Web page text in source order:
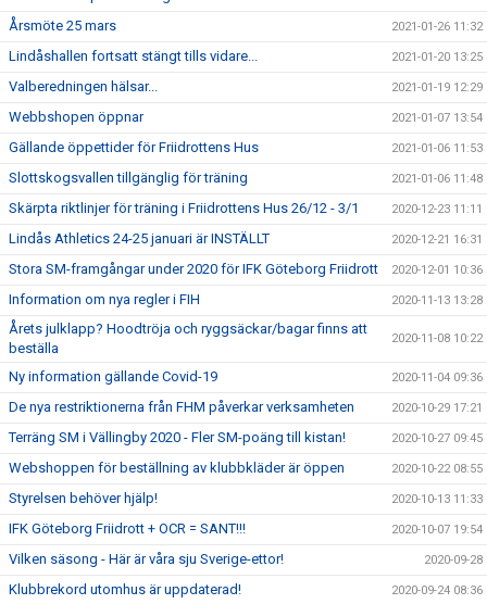
Årsmöte 25 mars 2021-01-26 11:32
Lindåshallen fortsatt stängt tills vidare... 2021-01-20 13:25
Valberedningen hälsar... 2021-01-19 12:29
Webbshopen öppnar 2021-01-07 13:54
Gällande öppettider för Friidrottens Hus 2021-01-06 11:53
Slottskogsvallen tillgänglig för träning 2021-01-06 11:48
Skärpta riktlinjer för träning i Friidrottens Hus 26/12 - 3/1 2020-12-23 11:11
Lindås Athletics 24-25 januari är INSTÄLLT 2020-12-21 16:31
Stora SM-framgångar under 2020 för IFK Göteborg Friidrott 2020-12-01 10:36
Information om nya regler i FIH 2020-11-13 13:28
Årets julklapp? Hoodtröja och ryggsäckar/bagar finns att
beställa
2020-11-08 10:22
Ny information gällande Covid-19 2020-11-04 09:36
De nya restriktionerna från FHM påverkar verksamheten 2020-10-29 17:21
Terräng SM i Vällingby 2020 - Fler SM-poäng till kistan! 2020-10-27 09:45
Webshoppen för beställning av klubbkläder är öppen 2020-10-22 08:55
Styrelsen behöver hjälp! 2020-10-13 11:33
IFK Göteborg Friidrott + OCR = SANT!!! 2020-10-07 19:54
Vilken säsong - Här är våra sju Sverige-ettor! 2020-09-28
Klubbrekord utomhus är uppdaterad! 2020-09-24 08:36